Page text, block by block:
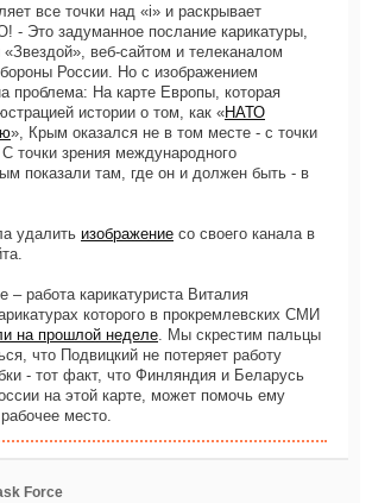
все точки над «i» и раскрывает
- Это задуманное послание карикатуры,
«Звездой», веб-сайтом и телеканалом
России. Но с изображением
проблема: На карте Европы, которая
истории о том, как «НАТО
», Крым оказался не в том месте - с точки
точки зрения международного
показали там, где он и должен быть - в
удалить изображение со своего канала в
– работа карикатуриста Виталия
которого в прокремлевских СМИ
на прошлой неделе . Мы скрестим пальцы
что Подвицкий не потеряет работу
- тот факт, что Финляндия и Беларусь
на этой карте, может помочь ему
место.
Force